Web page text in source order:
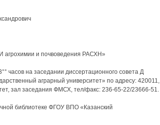
агрохимии и почвоведения РАСХН»
часов на заседании диссертационного совета Д
аграрный университет» по адресу: 420011,
зал заседания ФМСХ, тел/факс: 236-65-22/23666-51.
библиотеке ФГОУ ВПО «Казанский